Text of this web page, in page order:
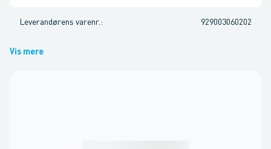
Leverandørens varenr. : 929003060202
Vis mere